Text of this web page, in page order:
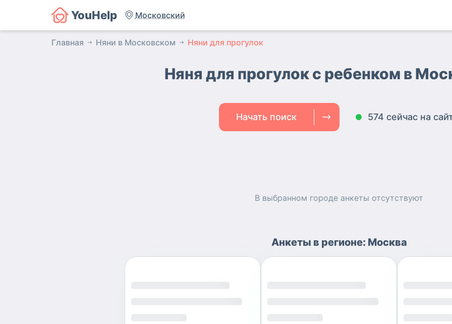
YouHelp Московский
Главная Няни в Московском Няни для прогулок
Няня для прогулок с ребенком в
Начать поиск 574 сейчас на
В выбранном городе анкеты отсутствуют
Анкеты в регионе: Москва